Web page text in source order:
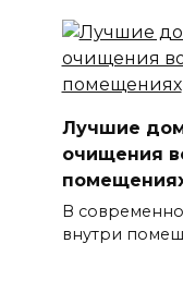
Лучшие
очищения
В
внутри